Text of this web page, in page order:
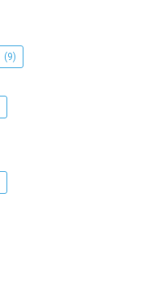
(9)